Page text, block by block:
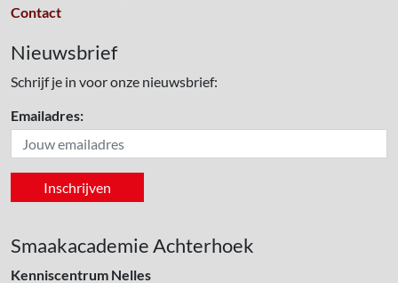
Contact
Nieuwsbrief
Schrijf je in voor onze nieuwsbrief:
Emailadres:
Smaakacademie Achterhoek
Kenniscentrum Nelles